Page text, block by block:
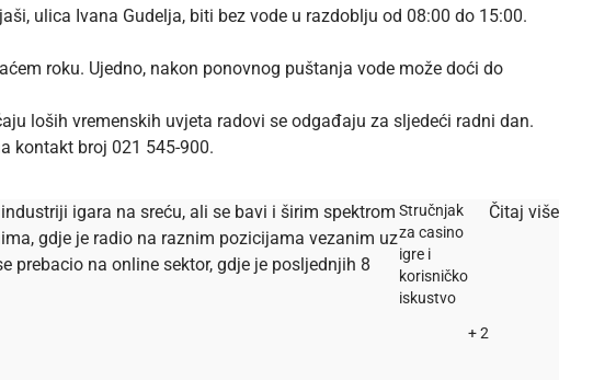
ulica Ivana Gudelja, biti bez vode u razdoblju od 08:00 do 15:00.
roku. Ujedno, nakon ponovnog puštanja vode može doći do
loših vremenskih uvjeta radovi se odgađaju za sljedeći radni dan.
kontakt broj 021 545-900.
igara na sreću, ali se bavi i širim spektrom
gdje je radio na raznim pozicijama vezanim uz
prebacio na online sektor, gdje je posljednjih 8
Stručnjak
za casino
igre i
korisničko
iskustvo
+ 2
Čitaj više